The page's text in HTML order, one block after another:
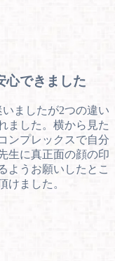
心できました
ましたが2つの違い
ました。横から見た
ンプレックスで自分
生に真正面の顔の印
ようお願いしたとこ
けました。